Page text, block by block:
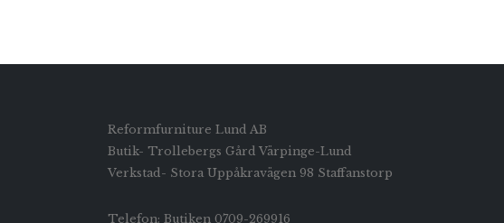
Reformfurniture Lund AB
Butik- Trollebergs Gård Värpinge-Lund
Verkstad- Stora Uppåkravägen 98 Staffanstorp
Telefon: Butiken 0709-269916